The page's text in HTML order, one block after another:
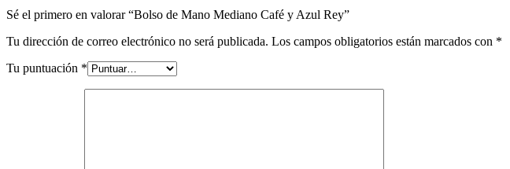
Sé el primero en valorar “Bolso de Mano Mediano Café y Azul Rey”
Tu dirección de correo electrónico no será publicada. Los campos obligatorios están marcados con *
Tu puntuación *